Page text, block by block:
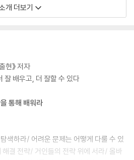
로세스를 제시한다. 다른 사람을 통해 배
며, 신뢰할 수 있는 피드백을 받을 때 빠른
이든 더 빠르게 배우는 데 도움 되는 패턴
지, 어떻게 동기부여하고 어떻게 보상해
통해 우리 자신을 들여다보는 지적 즐거움
않고 남들보다 더 잘하고 뛰어난 사람이 되
리를 알아야 한다. 학습의 깊은 원리를 깨
개 더보기
현》 저자
잘 배우고, 더 잘할 수 있다
통해 배워라
색하라/ 어려운 문제는 어떻게 다룰 수 있
결 전략/ 거인들의 전략 위에 서라/ 올바